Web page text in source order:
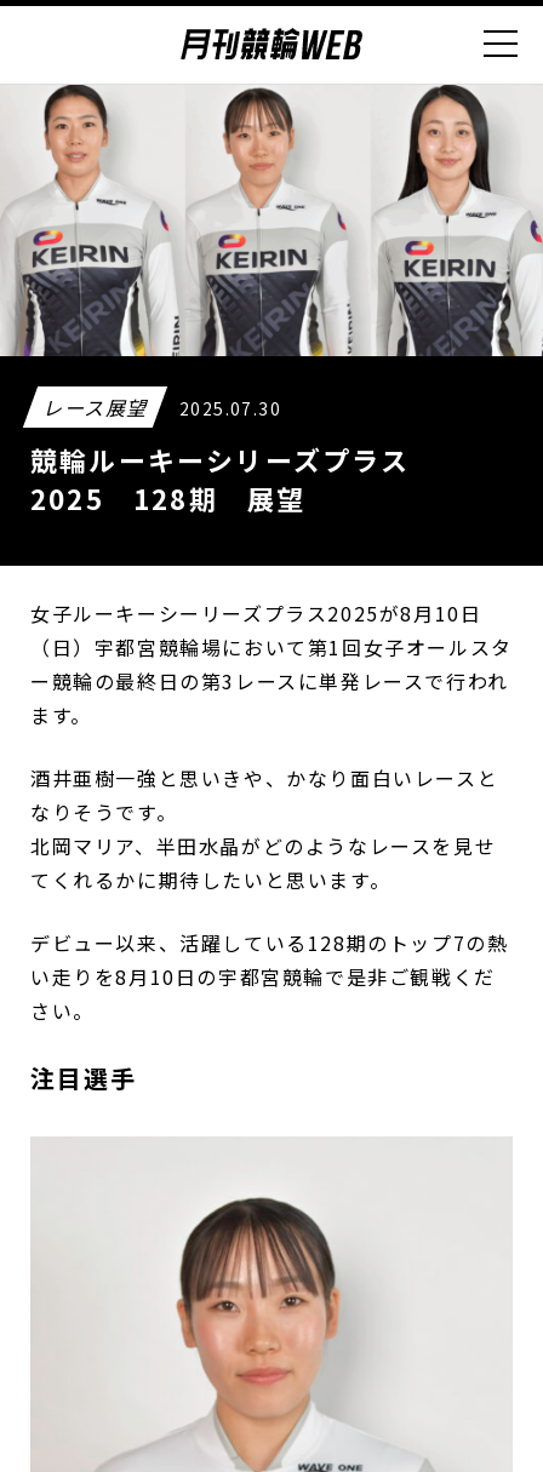
レース展望 2025.07.30
競輪ルーキーシリーズプラス
2025 128期 展望
女子ルーキーシーリーズプラス2025が8月10日
（日）宇都宮競輪場において第1回女子オールスタ
ー競輪の最終日の第3レースに単発レースで行われ
ます。
酒井亜樹一強と思いきや、かなり面白いレースと
なりそうです。
北岡マリア、半田水晶がどのようなレースを見せ
てくれるかに期待したいと思います。
デビュー以来、活躍している128期のトップ7の熱
い走りを8月10日の宇都宮競輪で是非ご観戦くだ
さい。
注目選手